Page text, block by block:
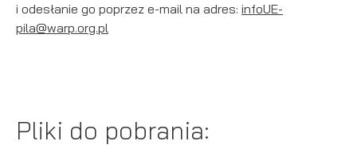
i odesłanie go poprzez e-mail na adres: infoUE-
pila@warp.org.pl
Pliki do pobrania: